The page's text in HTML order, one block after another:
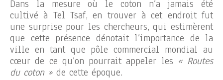
Dans la mesure où le coton n’a jamais été
cultivé à Tel Tsaf, en trouver à cet endroit fut
une surprise pour les chercheurs, qui estimèrent
que cette présence dénotait l’importance de la
ville en tant que pôle commercial mondial au
cœur de ce qu’on pourrait appeler les « Routes
du coton » de cette époque.